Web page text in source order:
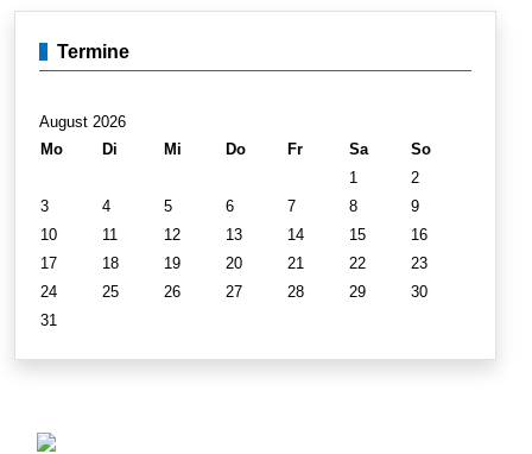
Termine
Year
Month
Year
Month
August 2026
Mo
Di Mi Do Fr Sa
So
1
2
3
4 5 6 7 8
9
10
11 12 13 14 15
16
17
18 19 20 21 22
23
24
25 26 27 28 29
30
31